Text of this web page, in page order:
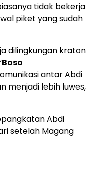
tidak bekerja
piket yang sudah
dilingkungan kraton
Boso
antar Abdi
menjadi lebih luwes,
Abdi
setelah Magang